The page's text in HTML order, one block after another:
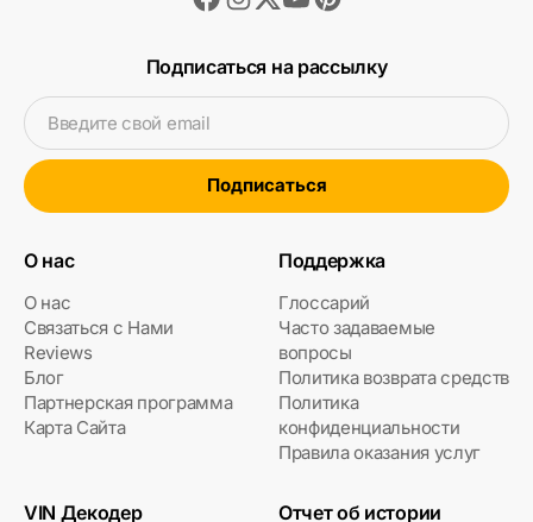
Подписаться на рассылку
Введите свой email
Подписаться
О нас
О нас
Связаться с Нами
Reviews
Блог
Партнерская программа
Карта Сайта
Поддержка
Глоссарий
Часто задаваемые
вопросы
Политика возврата средств
Политика
конфиденциальности
Правила оказания услуг
VIN Декодер
Отчет об истории